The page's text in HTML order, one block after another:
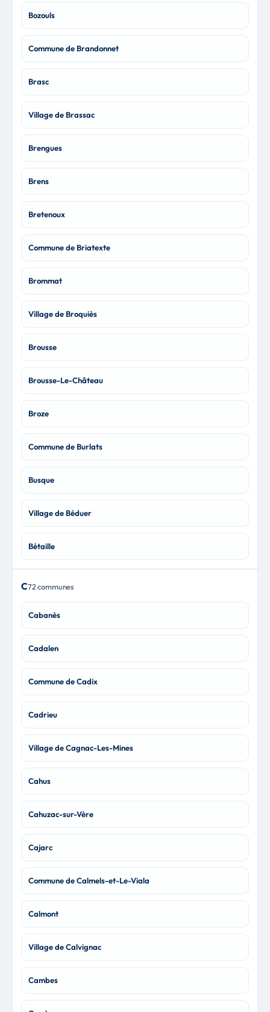
Bozouls
Commune de Brandonnet
Brasc
Village de Brassac
Brengues
Brens
Bretenoux
Commune de Briatexte
Brommat
Village de Broquiès
Brousse
Brousse-Le-Château
Broze
Commune de Burlats
Busque
Village de Béduer
Bétaille
C72 communes
Cabanès
Cadalen
Commune de Cadix
Cadrieu
Village de Cagnac-Les-Mines
Cahus
Cahuzac-sur-Vère
Cajarc
Commune de Calmels-et-Le-Viala
Calmont
Village de Calvignac
Cambes